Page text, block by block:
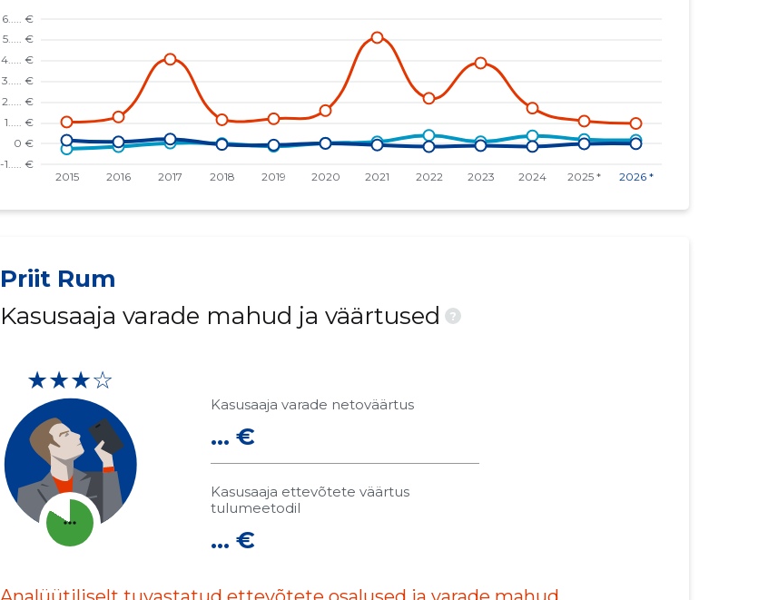
Priit Rum
Kasusaaja varade mahud ja väärtused
?
★★★☆
more_horiz
Kasusaaja varade netoväärtus
... €
Kasusaaja ettevõtete väärtus
tulumeetodil
... €